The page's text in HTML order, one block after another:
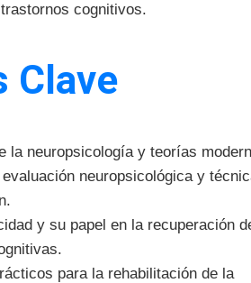
cognitivos.
Clave
la neuropsicología y teorías
neuropsicológica y
y su papel en la recuperación
para la rehabilitación de la